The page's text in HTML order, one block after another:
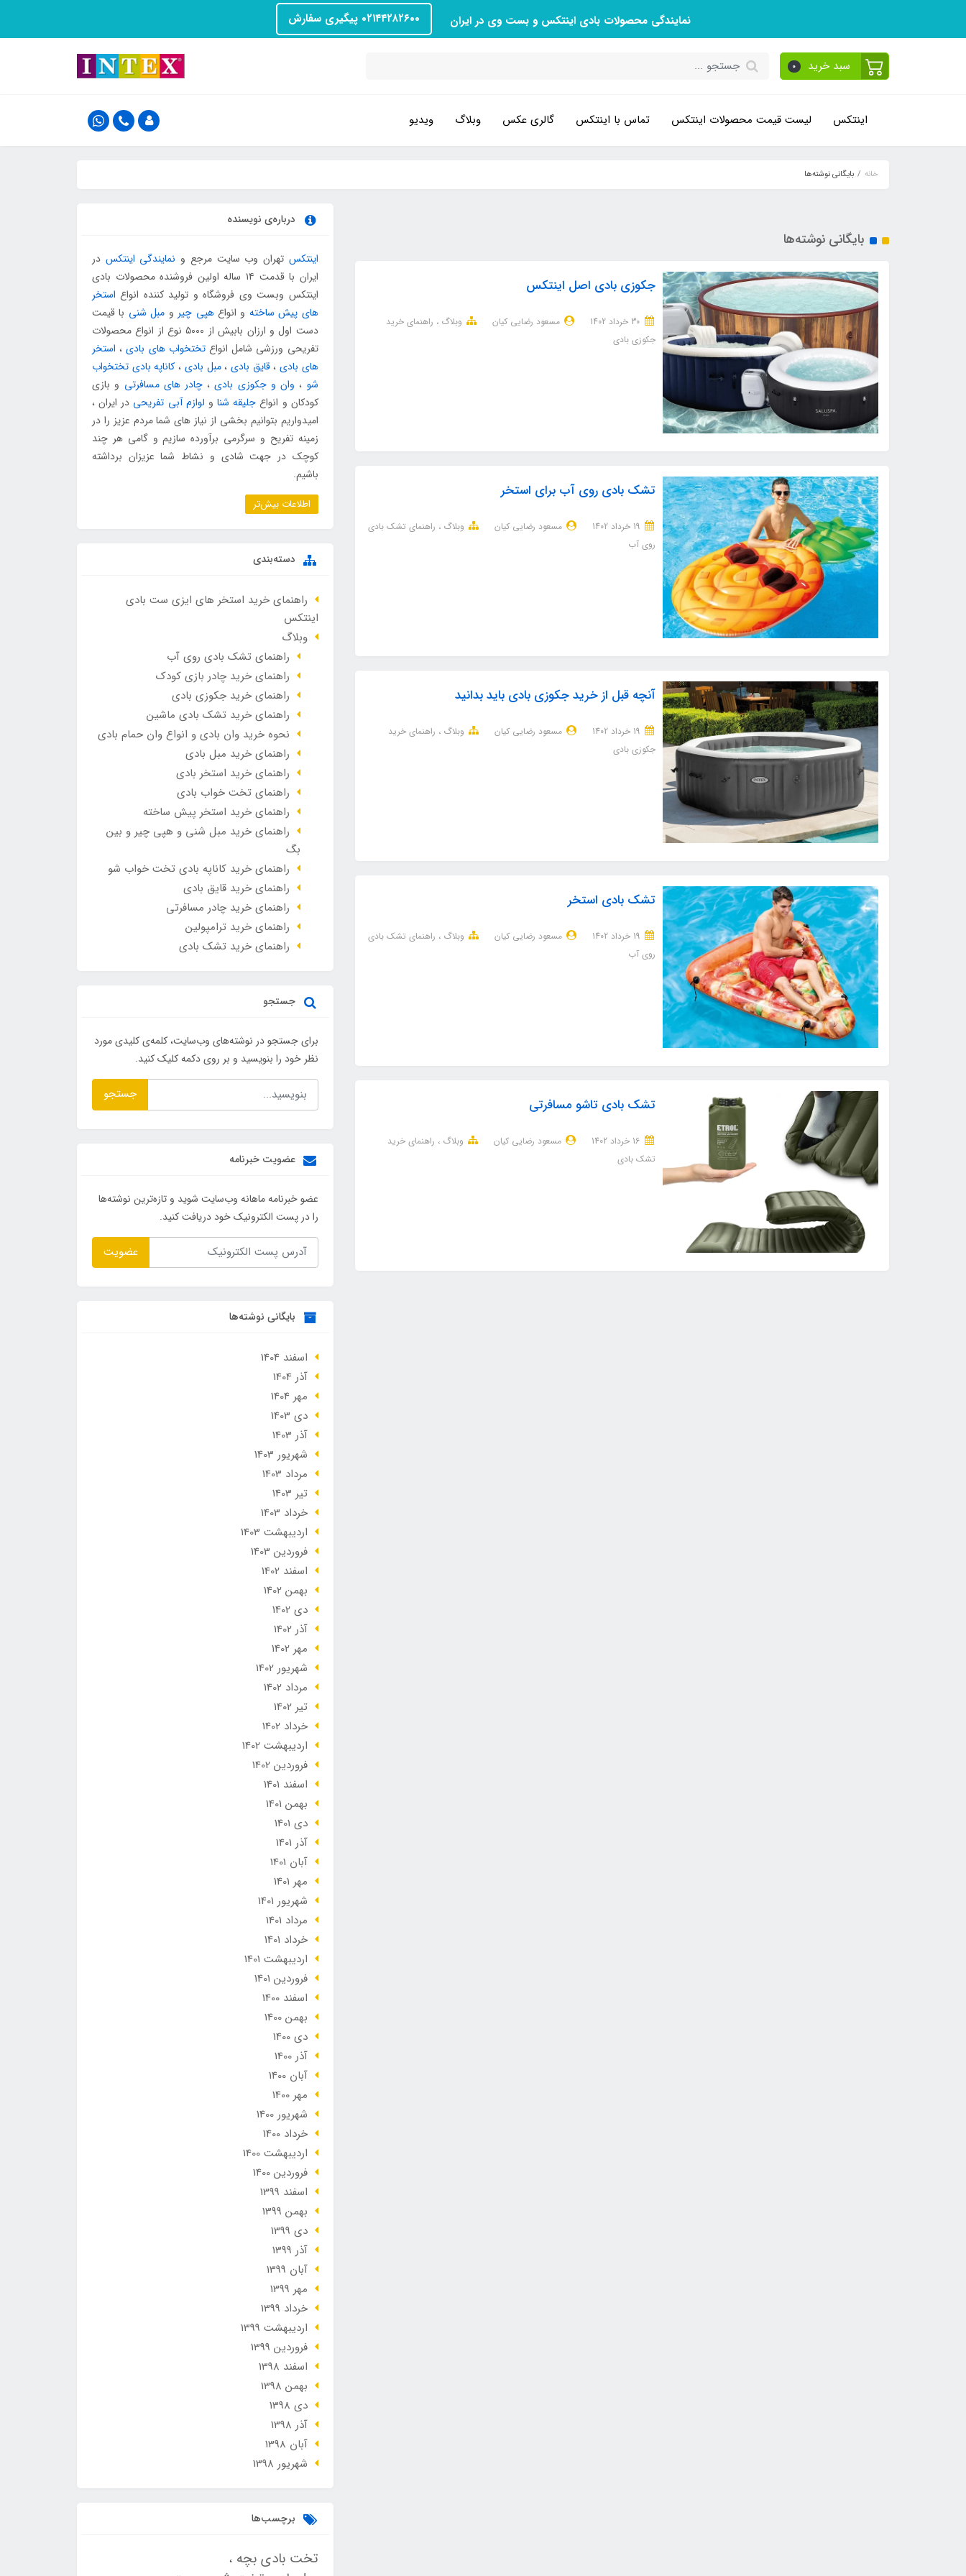
نمایندگی محصولات بادی اینتکس و بست وی در ایران ۰۲۱۴۴۲۸۲۶۰۰ پیگیری سفارش
سبد خرید 0
اینتکس لیست قیمت محصولات اینتکس تماس با اینتکس گالری عکس وبلاگ ویدیو
خانه بایگانی نوشته‌ها
بایگانی نوشته‌ها
جکوزی بادی اصل اینتکس
مسعود رضایی کیان وبلاگ
راهنمای خرید
جکوزی بادی
تشک بادی روی آب برای استخر
مسعود رضایی کیان وبلاگ
راهنمای تشک بادی
روی آب
آنچه قبل از خرید جکوزی بادی باید بدانید
مسعود رضایی کیان وبلاگ
راهنمای خرید
جکوزی بادی
تشک بادی استخر
مسعود رضایی کیان وبلاگ
راهنمای تشک بادی
روی آب
تشک بادی تاشو مسافرتی
مسعود رضایی کیان وبلاگ
راهنمای خرید
تشک بادی
درباره‌ی نویسنده
اینتکس تهران وب سایت مرجع و نمایندگی اینتکس در
ایران با قدمت ۱۴ ساله اولین فروشنده محصولات بادی
اینتکس وبست وی فروشگاه و تولید کننده انواع استخر
های پیش ساخته و انواعهپی چیر و مبل شنی با قیمت
دست اول و ارزان بابیش از ۵۰۰۰ نوع از انواع محصولات
تفریحی ورزشی شامل انواعتختخواب های بادی، استخر
های بادی،قایق بادی ،مبل بادی ، کاناپه بادی تختخواب
شو ، وان و جکوزی بادی،چادر های مسافرتی و بازی
کودکان و انواع جلیقه شناو لوازم آبی تفریحی در ایران ،
امیدواریم بتوانیم بخشی از نیاز های شما مردم عزیز را در
زمینه تفریح و سرگرمی برآورده سازیم و گامی هر چند
کوچک در جهت شادی و نشاط شما عزیزان برداشته
باشیم.
اطلاعات بیش‌تر
دسته‌بندی
راهنمای خرید استخر های ایزی ست بادی
اینتکس
وبلاگ
راهنمای تشک بادی روی آب
راهنمای خرید چادر بازی کودک
راهنمای خرید جکوزی بادی
راهنمای خرید تشک بادی ماشین
نحوه خرید وان بادی و انواع وان حمام بادی
راهنمای خرید مبل بادی
راهنمای خرید استخر بادی
راهنمای تخت خواب بادی
راهنمای خرید استخر پیش ساخته
راهنمای خرید مبل شنی و هپی چیر و بین
بگ
راهنمای خرید کاناپه بادی تخت خواب شو
راهنمای خرید قایق بادی
راهنمای خرید چادر مسافرتی
راهنمای خرید ترامپولین
راهنمای خرید تشک بادی
جستجو
برای جستجو در نوشته‌های وب‌سایت، کلمه‌ی کلیدی مورد
نظر خود را بنویسید و بر روی دکمه کلیک کنید.
جستجو
عضویت خبرنامه
عضو خبرنامه ماهانه وب‌سایت شوید و تازه‌ترین نوشته‌ها
را در پست الکترونیک خود دریافت کنید.
عضویت
بایگانی نوشته‌ها
اسفند 1404
آذر 1404
مهر 1404
دی 1403
آذر 1403
شهریور 1403
مرداد 1403
تير 1403
خرداد 1403
ارديبهشت 1403
فروردین 1403
اسفند 1402
بهمن 1402
دی 1402
آذر 1402
مهر 1402
شهریور 1402
مرداد 1402
تير 1402
خرداد 1402
ارديبهشت 1402
فروردین 1402
اسفند 1401
بهمن 1401
دی 1401
آذر 1401
آبان 1401
مهر 1401
شهریور 1401
مرداد 1401
خرداد 1401
ارديبهشت 1401
فروردین 1401
اسفند 1400
بهمن 1400
دی 1400
آذر 1400
آبان 1400
مهر 1400
شهریور 1400
خرداد 1400
ارديبهشت 1400
فروردین 1400
اسفند 1399
بهمن 1399
دی 1399
آذر 1399
آبان 1399
مهر 1399
خرداد 1399
ارديبهشت 1399
فروردین 1399
اسفند 1398
بهمن 1398
دی 1398
آذر 1398
آبان 1398
شهریور 1398
برچسب‌ها
تخت بادی بچه